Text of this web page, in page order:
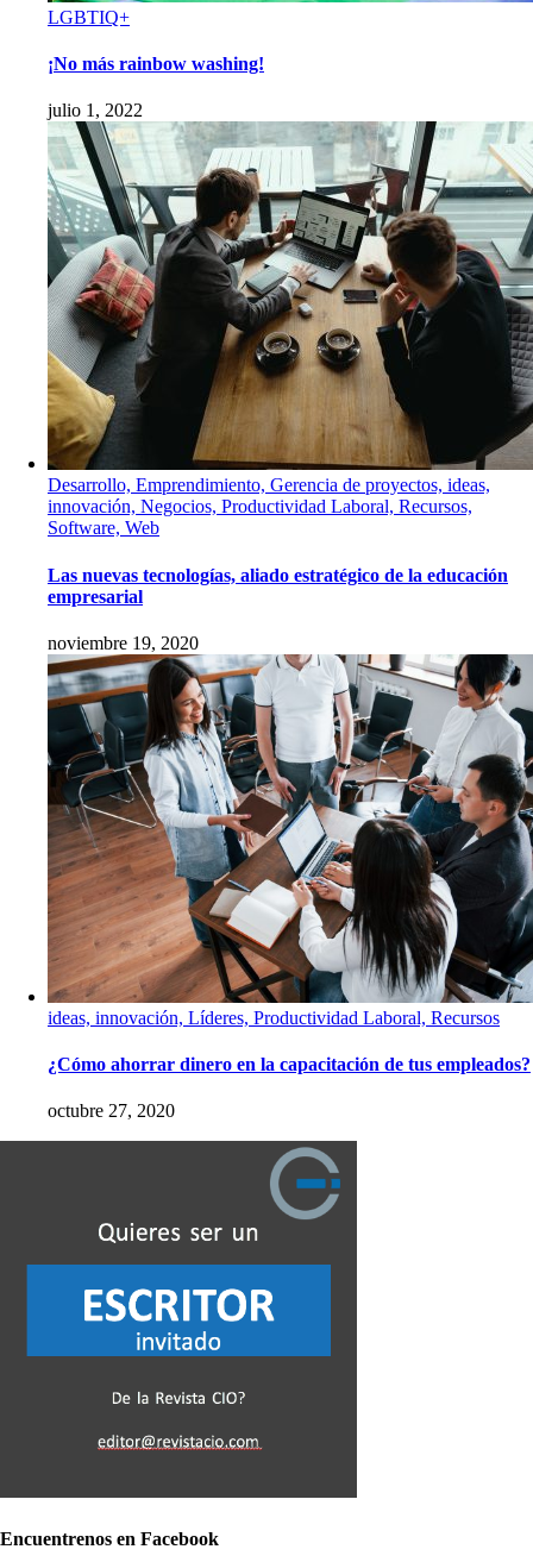
LGBTIQ+
¡No más rainbow washing!
julio 1, 2022
Desarrollo, Emprendimiento, Gerencia de proyectos, ideas,
innovación, Negocios, Productividad Laboral, Recursos,
Software, Web
Las nuevas tecnologías, aliado estratégico de la educación
empresarial
noviembre 19, 2020
ideas, innovación, Líderes, Productividad Laboral, Recursos
¿Cómo ahorrar dinero en la capacitación de tus empleados?
octubre 27, 2020
Encuentrenos en Facebook